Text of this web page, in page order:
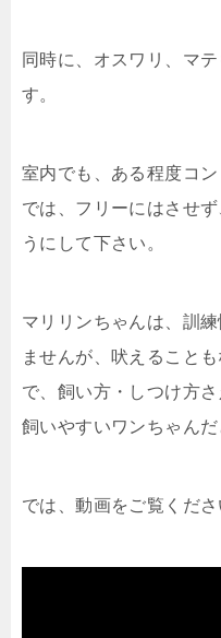
同時に、オスワリ、マ
す。
室内でも、ある程度コ
では、フリーにはさせ
うにして下さい。
マリリンちゃんは、訓
ませんが、吠えること
で、飼い方・しつけ方
飼いやすいワンちゃんだ
では、動画をご覧くださ